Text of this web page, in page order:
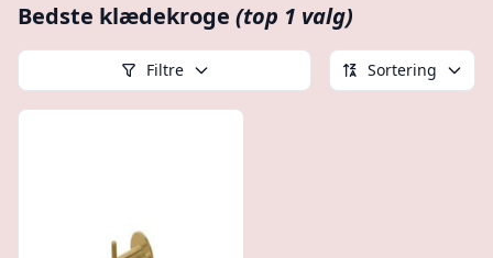
Bedste klædekroge (top 1 valg)
Filtre Sortering